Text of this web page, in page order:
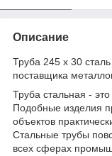
Описание
Труба 245 х 30
поставщика
Труба стальная -
Подобные изделия
объектов
Стальные трубы
всех сферах